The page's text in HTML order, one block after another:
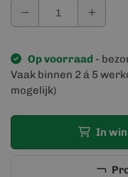
Op voorraad -
Vaak binnen 2 á 5
mogelijk)
In